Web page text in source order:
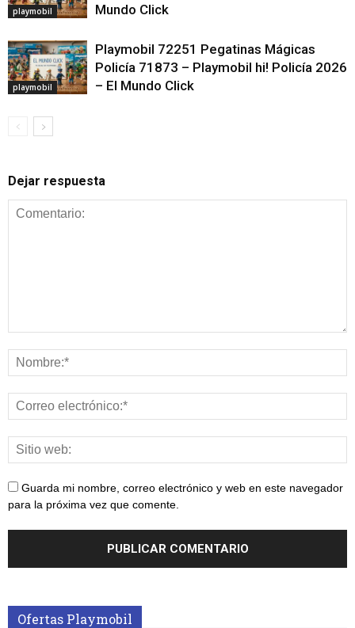
playmobil
Mundo Click
playmobil
Playmobil 72251 Pegatinas Mágicas
Policía 71873 – Playmobil hi! Policía 2026
– El Mundo Click
Dejar respuesta
Guarda mi nombre, correo electrónico y web en este navegador
para la próxima vez que comente.
Ofertas Playmobil